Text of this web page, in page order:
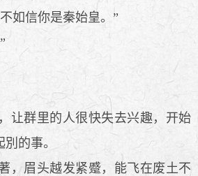
如信你是秦始皇。”
让群里的人很快失去兴趣，开始
的事。
，眉头越发紧蹙，能飞在废土不